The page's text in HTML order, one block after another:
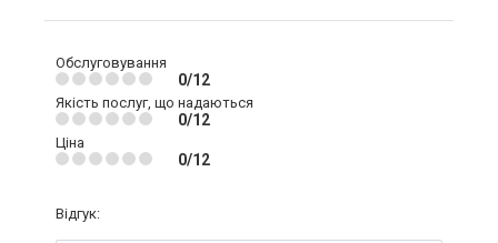
Обслуговування
0/12
Якість послуг, що надаються
0/12
Ціна
0/12
Відгук: